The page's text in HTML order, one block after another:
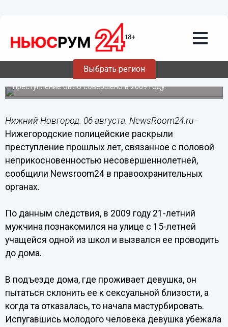
Выбрать регион
Мужчину, развращавшего школьницу в
подъезде, поймали спустя шесть лет в
Нижнем Новгороде
Преступление было совершено в 2009 году.
Нижний Новгород. 06 августа. NewsRoom24.ru -
Нижегородские полицейские раскрыли
преступление прошлых лет, связанное с половой
неприкосновенностью несовершеннолетней,
сообщили Newsroom24 в правоохранительных
органах.
По данным следствия, в 2009 году 21-летний
мужчина познакомился на улице с 15-летней
учащейся одной из школ и вызвался ее проводить
до дома.
В подъезде дома, где проживает девушка, он
пытаться склонить ее к сексуальной близости, а
когда та отказалась, то начала мастурбировать.
Испугавшись молодого человека девушка убежала